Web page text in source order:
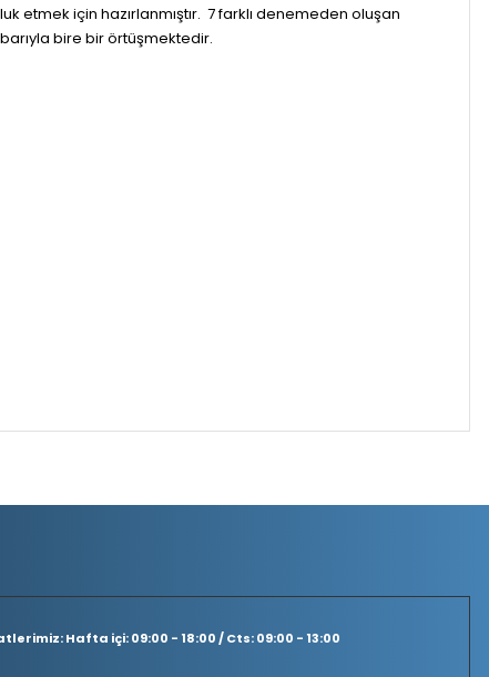
etmek için hazırlanmıştır. 7 farklı denemeden oluşan
bire bir örtüşmektedir.
Hafta içi: 09:00 - 18:00 / Cts: 09:00 - 13:00